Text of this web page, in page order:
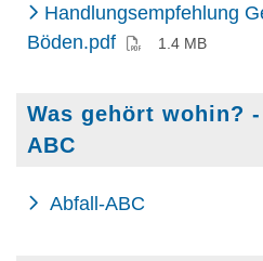
Handlungsempfehlung
Böden.pdf(PDF)1.4 MB
Was gehört wohin? -
ABC
Abfall-ABC